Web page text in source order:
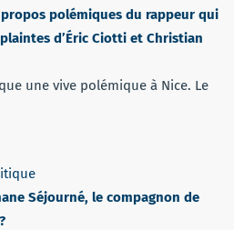
propos polémiques du rappeur qui
d’Éric Ciotti et Christian
une vive polémique à Nice. Le
Séjourné, le compagnon de